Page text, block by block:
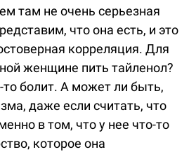
там не очень серьезная
что она есть, и это
корреляция. Для
женщине пить тайленол?
то болит. А может ли быть,
даже если считать, что
в том, что у нее что-то
которое она